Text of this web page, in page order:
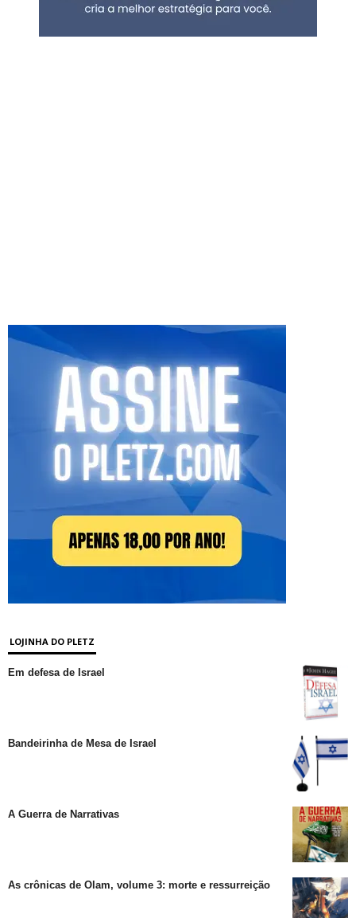
LOJINHA DO PLETZ
Em defesa de Israel
Bandeirinha de Mesa de Israel
A Guerra de Narrativas
As crônicas de Olam, volume 3: morte e ressurreição